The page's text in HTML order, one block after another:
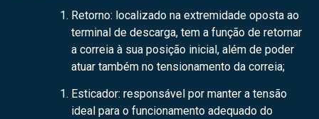
Retorno: localizado na extremidade oposta ao
terminal de descarga, tem a função de retornar
a correia à sua posição inicial, além de poder
atuar também no tensionamento da correia;
Esticador: responsável por manter a tensão
ideal para o funcionamento adequado do